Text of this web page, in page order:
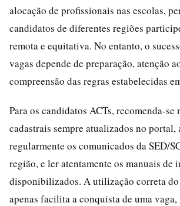
alocação de profissionais nas escolas,
candidatos de diferentes regiões
remota e equitativa. No entanto, o
vagas depende de preparação, atenção
compreensão das regras estabelecidas
Para os candidatos ACTs, recomenda-se
cadastrais sempre atualizados no portal,
regularmente os comunicados da SED/
região, e ler atentamente os manuais de
disponibilizados. A utilização correta do
apenas facilita a conquista de uma vaga,